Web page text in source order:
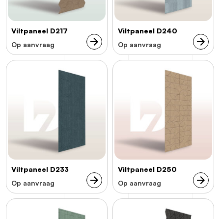
Viltpaneel D217
Op aanvraag
Viltpaneel D240
Op aanvraag
Viltpaneel D233
Op aanvraag
Viltpaneel D250
Op aanvraag